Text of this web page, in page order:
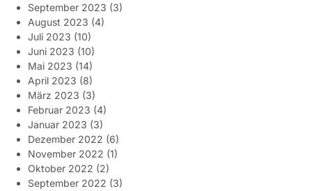
September 2023 (3)
August 2023 (4)
Juli 2023 (10)
Juni 2023 (10)
Mai 2023 (14)
April 2023 (8)
März 2023 (3)
Februar 2023 (4)
Januar 2023 (3)
Dezember 2022 (6)
November 2022 (1)
Oktober 2022 (2)
September 2022 (3)